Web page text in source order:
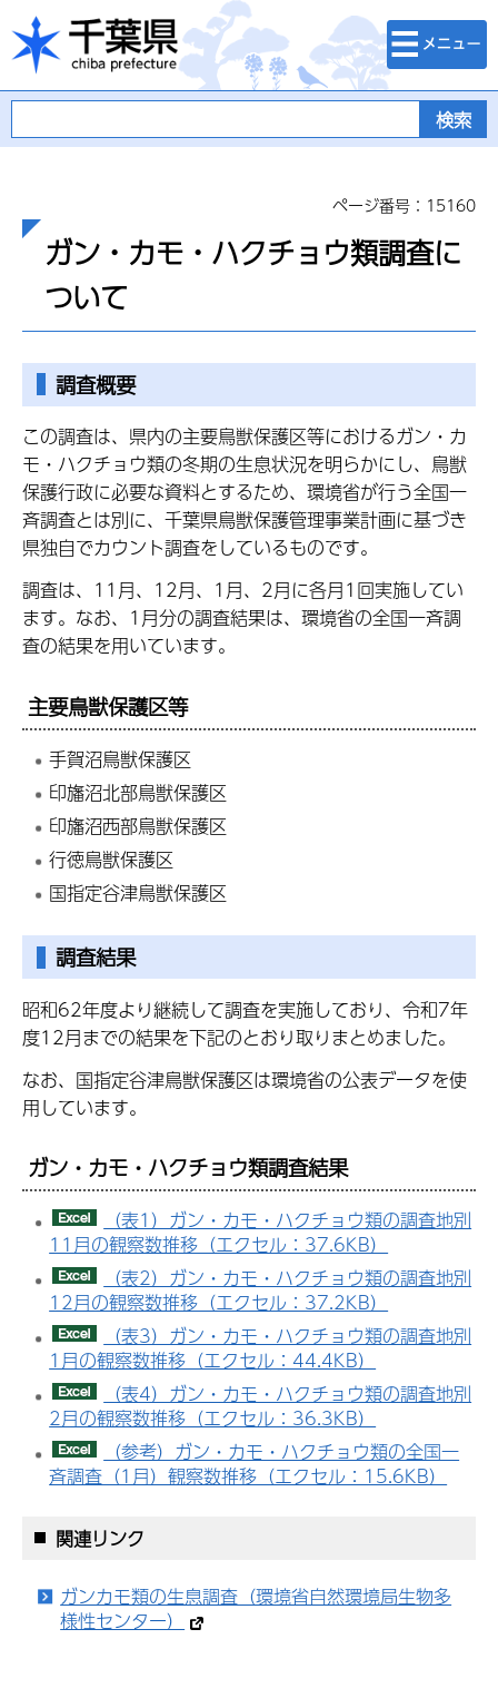
千葉県
検索・メニュ
ー
ページ番号：15160
ガン・カモ・ハクチョウ類調査に
ついて
調査概要
この調査は、県内の主要鳥獣保護区等におけるガン・カ
モ・ハクチョウ類の冬期の生息状況を明らかにし、鳥獣
保護行政に必要な資料とするため、環境省が行う全国一
斉調査とは別に、千葉県鳥獣保護管理事業計画に基づき
県独自でカウント調査をしているものです。
調査は、11月、12月、1月、2月に各月1回実施してい
ます。なお、1月分の調査結果は、環境省の全国一斉調
査の結果を用いています。
主要鳥獣保護区等
手賀沼鳥獣保護区
印旛沼北部鳥獣保護区
印旛沼西部鳥獣保護区
行徳鳥獣保護区
国指定谷津鳥獣保護区
調査結果
昭和62年度より継続して調査を実施しており、令和7年
度12月までの結果を下記のとおり取りまとめました。
なお、国指定谷津鳥獣保護区は環境省の公表データを使
用しています。
ガン・カモ・ハクチョウ類調査結果
（表1）ガン・カモ・ハクチョウ類の調査地別
11月の観察数推移（エクセル：37.6KB）
（表2）ガン・カモ・ハクチョウ類の調査地別
12月の観察数推移（エクセル：37.2KB）
（表3）ガン・カモ・ハクチョウ類の調査地別
1月の観察数推移（エクセル：44.4KB）
（表4）ガン・カモ・ハクチョウ類の調査地別
2月の観察数推移（エクセル：36.3KB）
（参考）ガン・カモ・ハクチョウ類の全国一
斉調査（1月）観察数推移（エクセル：15.6KB）
関連リンク
ガンカモ類の生息調査（環境省自然環境局生物多
様性センター）